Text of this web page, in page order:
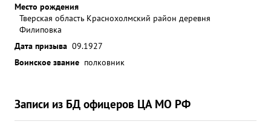
Место рождения
Тверская область Краснохолмский район деревня
Филиповка
Дата призыва 09.1927
Воинское звание полковник
Записи из БД офицеров ЦА МО РФ